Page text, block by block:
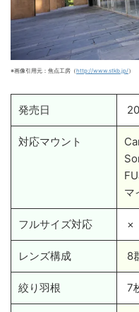
※画像引用元：焦点工房（http://www.stkb.jp/）
発売日
対応マウント
マ
フルサイズ対応 ×
レンズ構成 8
絞り羽根 7